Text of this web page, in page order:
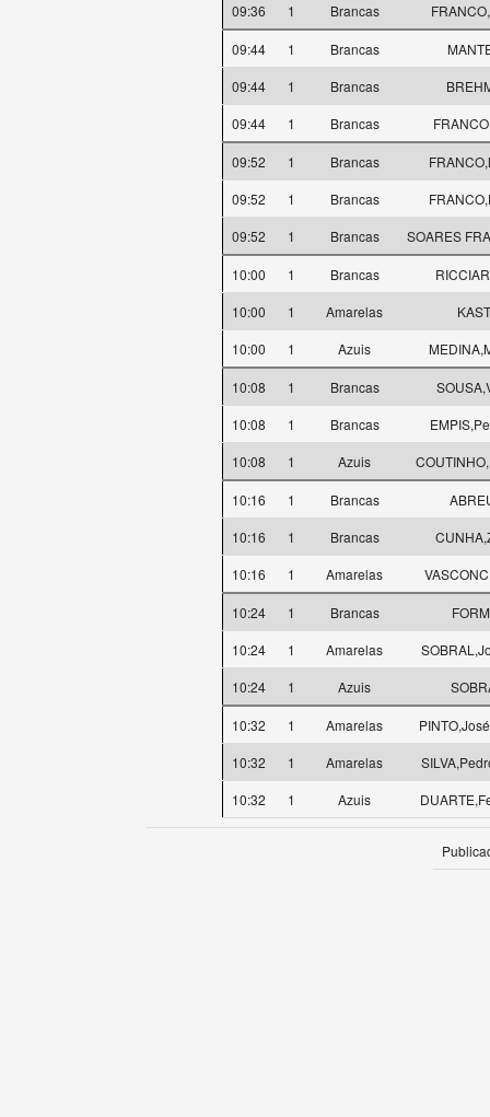
09:36
1 Brancas
09:44 1 Brancas
09:44
1 Brancas
09:44
1 Brancas
09:52 1 Brancas
09:52
1 Brancas
09:52
1 Brancas SOARES
10:00 1 Brancas
10:00
1 Amarelas
10:00
1 Azuis
10:08 1 Brancas
10:08
1 Brancas
10:08
1 Azuis
10:16 1 Brancas
10:16
1 Brancas
10:16
1 Amarelas
10:24 1 Brancas
10:24
1 Amarelas
10:24
1 Azuis
10:32 1 Amarelas
10:32
1 Amarelas
10:32
1 Azuis